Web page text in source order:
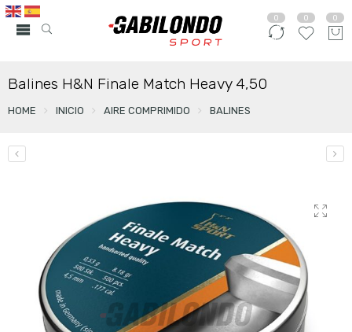
0 0 0
Balines H&N Finale Match Heavy 4,50
HOME INICIO AIRE COMPRIMIDO BALINES